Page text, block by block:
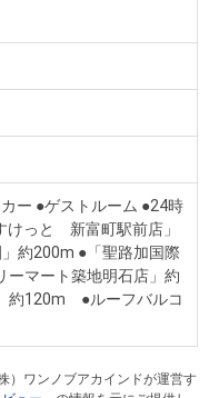
ー ●ゲストルーム ●24時
けっと 新富町駅前店」
約200m ●「聖路加国際
ーマート築地明石店」約
約120m ●ルーフバルコ
）ワンノブアカインドが運営す